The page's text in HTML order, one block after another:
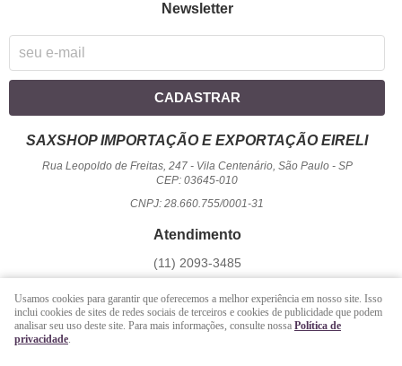
Newsletter
CADASTRAR
SAXSHOP IMPORTAÇÃO E EXPORTAÇÃO EIRELI
Rua Leopoldo de Freitas, 247- Vila Centenário, São Paulo- SP
CEP: 03645-010
CNPJ: 28.660.755/0001-31
Atendimento
(11) 2093-3485
Seg a Sex - 09 hrs às 17:00 hrs / Sáb - 09 hrs às 13 hrs.
atendimento@saxshop.com.br
Usamos cookies para garantir que oferecemos a melhor experiência em nosso site. Isso
inclui cookies de sites de redes sociais de terceiros e cookies de publicidade que podem
analisar seu uso deste site. Para mais informações, consulte nossa Política de
privacidade.